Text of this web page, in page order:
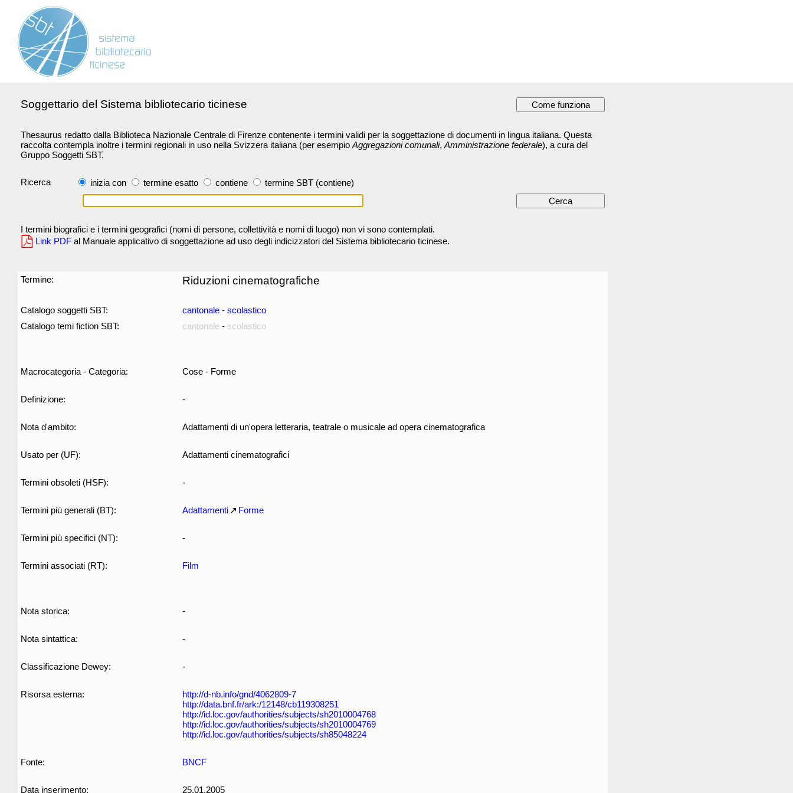
Soggettario del Sistema bibliotecario ticinese
Thesaurus redatto dalla Biblioteca Nazionale Centrale di Firenze contenente i termini validi per la soggettazione di documenti in lingua italiana. Questa
raccolta contempla inoltre i termini regionali in uso nella Svizzera italiana (per esempio Aggregazioni comunali, Amministrazione federale), a cura del
Gruppo Soggetti SBT.
Ricerca inizia con termine esatto contiene termine SBT (contiene)
I termini biografici e i termini geografici (nomi di persone, collettività e nomi di luogo) non vi sono contemplati.
Link PDF al Manuale applicativo di soggettazione ad uso degli indicizzatori del Sistema bibliotecario ticinese.
Termine: Riduzioni cinematografiche
Catalogo soggetti SBT: cantonale - scolastico
Catalogo temi fiction SBT:
cantonale - scolastico
Macrocategoria - Categoria: Cose - Forme
Definizione: -
Nota d'ambito: Adattamenti di un'opera letteraria, teatrale o musicale ad opera cinematografica
Usato per (UF): Adattamenti cinematografici
Termini obsoleti (HSF): -
Termini più generali (BT): Adattamenti Forme
Termini più specifici (NT): -
Termini associati (RT): Film
Nota storica: -
Nota sintattica: -
Classificazione Dewey: -
Risorsa esterna:
http://d-nb.info/gnd/4062809-7
http://data.bnf.fr/ark:/12148/cb119308251
http://id.loc.gov/authorities/subjects/sh2010004768
http://id.loc.gov/authorities/subjects/sh2010004769
http://id.loc.gov/authorities/subjects/sh85048224
Fonte: BNCF
Data inserimento: 25.01.2005